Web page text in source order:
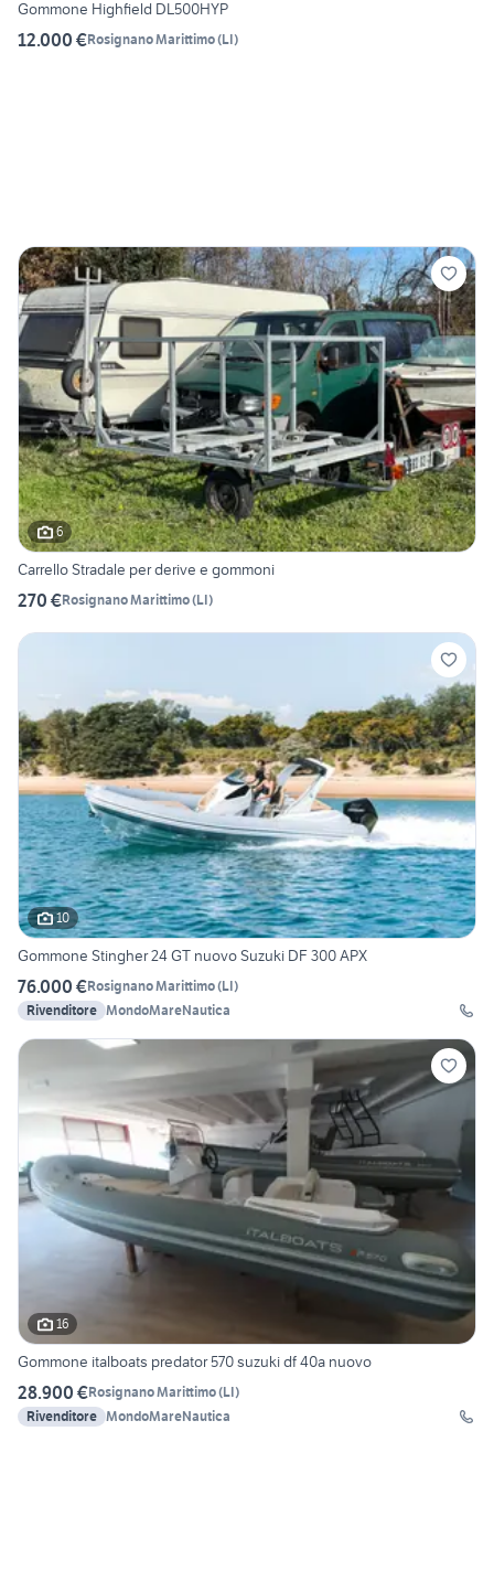
Gommone Highfield DL500HYP
12.000 €Rosignano Marittimo(LI)
6
Carrello Stradale per derive e gommoni
270 €Rosignano Marittimo(LI)
10
Gommone Stingher 24 GT nuovo Suzuki DF 300 APX
76.000 €Rosignano Marittimo(LI)
Rivenditore MondoMareNautica
16
Gommone italboats predator 570 suzuki df 40a nuovo
28.900 €Rosignano Marittimo(LI)
Rivenditore MondoMareNautica